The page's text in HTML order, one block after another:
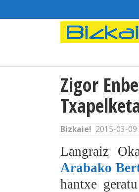
Zigor
Bizkaie! 2015-03-09
Langraiz
Arabako
hantxe